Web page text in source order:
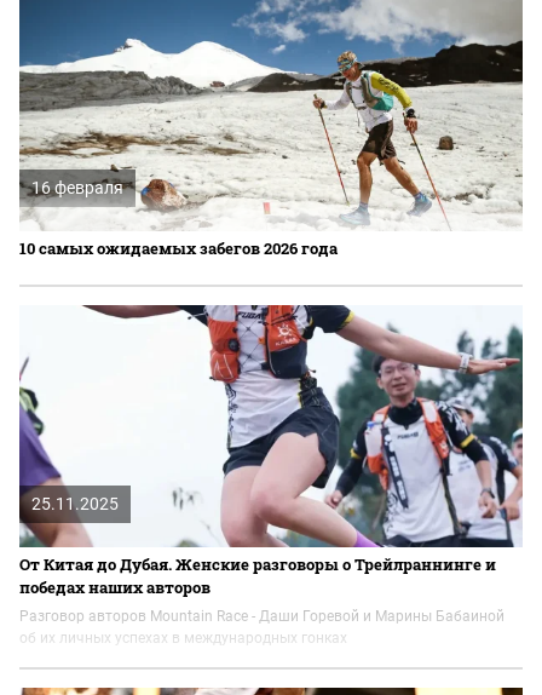
16 февраля
10 самых ожидаемых забегов 2026 года
25.11.2025
От Китая до Дубая. Женские разговоры о Трейлраннинге и
победах наших авторов
Разговор авторов Mountain Race - Даши Горевой и Марины Бабаиной
об их личных успехах в международных гонках